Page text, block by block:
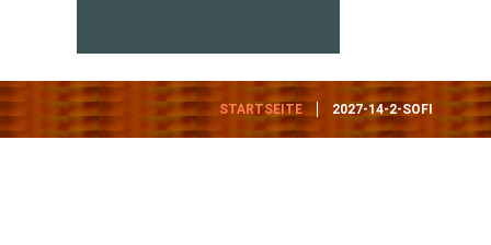
STARTSEITE 2027-14-2-SOFI